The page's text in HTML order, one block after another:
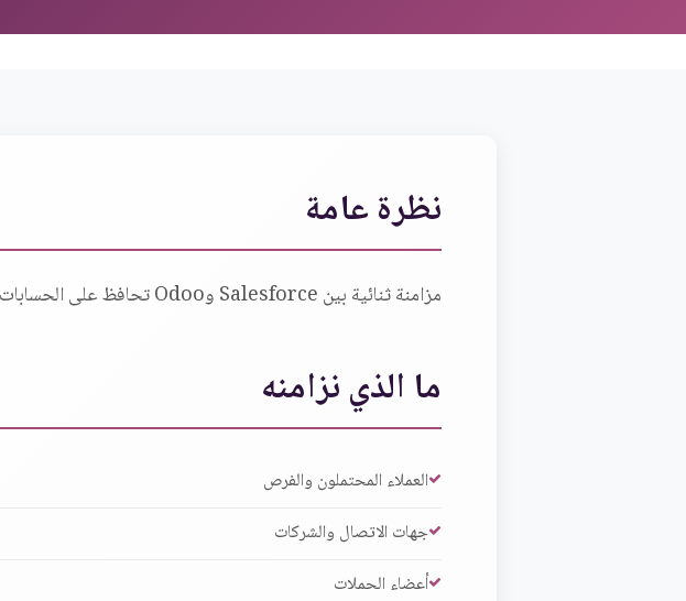
نظرة عامة
مزامنة ثنائية بين Salesforce وOdoo تحافظ على الحسابات والفرص والعروض والفواتير متوافقة لدورات المبيعات المؤسسية.
ما الذي نزامنه
العملاء المحتملون والفرص
جهات الاتصال والشركات
أعضاء الحملات